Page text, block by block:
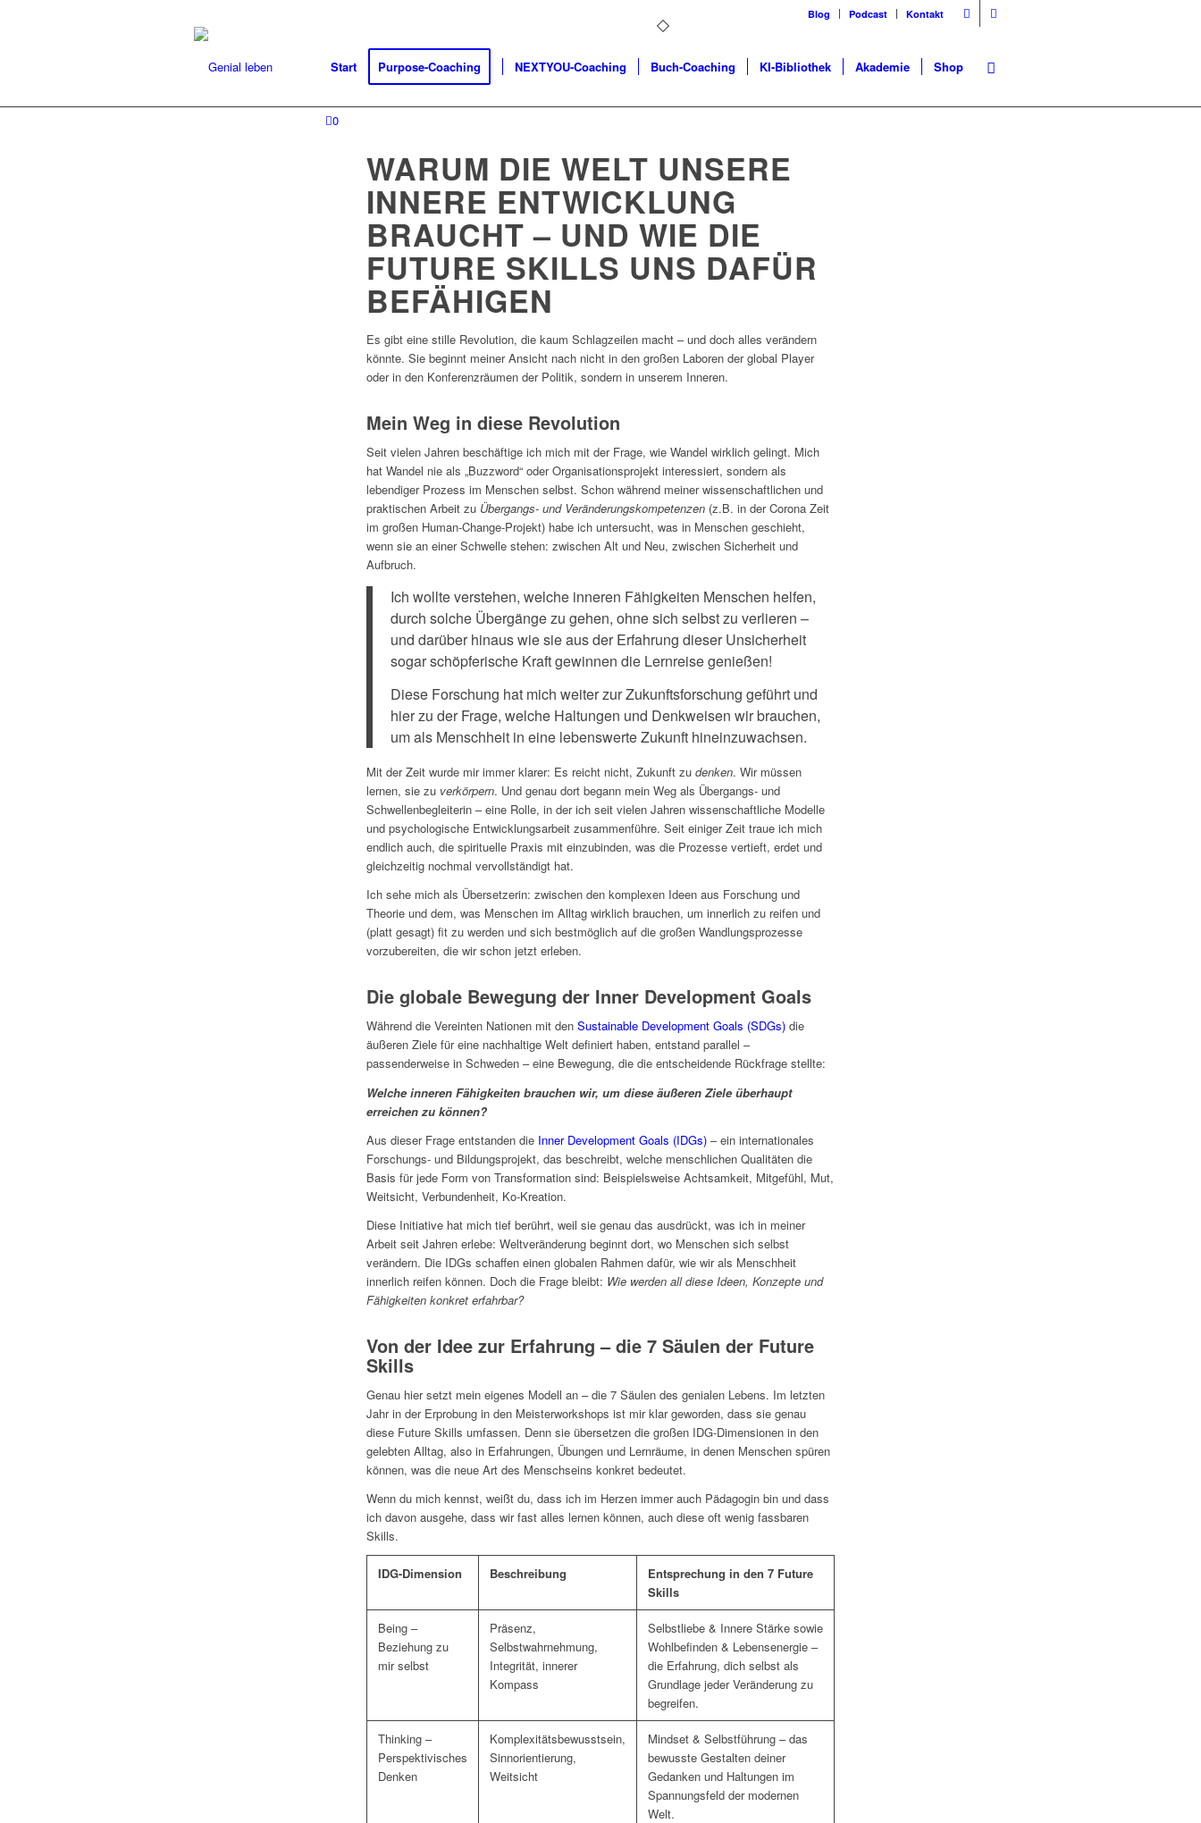
Blog Podcast Kontakt
Start Purpose-Coaching NEXTYOU-Coaching Buch-Coaching KI-Bibliothek Akademie Shop
0
WARUM DIE WELT UNSERE
INNERE ENTWICKLUNG
BRAUCHT – UND WIE DIE
FUTURE SKILLS UNS DAFÜR
BEFÄHIGEN
Es gibt eine stille Revolution, die kaum Schlagzeilen macht – und doch alles verändern
könnte. Sie beginnt meiner Ansicht nach nicht in den großen Laboren der global Player
oder in den Konferenzräumen der Politik, sondern in unserem Inneren.
Mein Weg in diese Revolution
Seit vielen Jahren beschäftige ich mich mit der Frage, wie Wandel wirklich gelingt. Mich
hat Wandel nie als „Buzzword“ oder Organisationsprojekt interessiert, sondern als
lebendiger Prozess im Menschen selbst. Schon während meiner wissenschaftlichen und
praktischen Arbeit zu Übergangs- und Veränderungskompetenzen (z.B. in der Corona Zeit
im großen Human-Change-Projekt) habe ich untersucht, was in Menschen geschieht,
wenn sie an einer Schwelle stehen: zwischen Alt und Neu, zwischen Sicherheit und
Aufbruch.
Ich wollte verstehen, welche inneren Fähigkeiten Menschen helfen,
durch solche Übergänge zu gehen, ohne sich selbst zu verlieren –
und darüber hinaus wie sie aus der Erfahrung dieser Unsicherheit
sogar schöpferische Kraft gewinnen die Lernreise genießen!
Diese Forschung hat mich weiter zur Zukunftsforschung geführt und
hier zu der Frage, welche Haltungen und Denkweisen wir brauchen,
um als Menschheit in eine lebenswerte Zukunft hineinzuwachsen.
Mit der Zeit wurde mir immer klarer: Es reicht nicht, Zukunft zu denken. Wir müssen
lernen, sie zu verkörpern. Und genau dort begann mein Weg als Übergangs- und
Schwellenbegleiterin – eine Rolle, in der ich seit vielen Jahren wissenschaftliche Modelle
und psychologische Entwicklungsarbeit zusammenführe. Seit einiger Zeit traue ich mich
endlich auch, die spirituelle Praxis mit einzubinden, was die Prozesse vertieft, erdet und
gleichzeitig nochmal vervollständigt hat.
Ich sehe mich als Übersetzerin: zwischen den komplexen Ideen aus Forschung und
Theorie und dem, was Menschen im Alltag wirklich brauchen, um innerlich zu reifen und
(platt gesagt) fit zu werden und sich bestmöglich auf die großen Wandlungsprozesse
vorzubereiten, die wir schon jetzt erleben.
Die globale Bewegung der Inner Development Goals
Während die Vereinten Nationen mit den Sustainable Development Goals (SDGs)die
äußeren Ziele für eine nachhaltige Welt definiert haben, entstand parallel –
passenderweise in Schweden – eine Bewegung, die die entscheidende Rückfrage stellte:
Welche inneren Fähigkeiten brauchen wir, um diese äußeren Ziele überhaupt
erreichen zu können?
Aus dieser Frage entstanden die Inner Development Goals (IDGs)– ein internationales
Forschungs- und Bildungsprojekt, das beschreibt, welche menschlichen Qualitäten die
Basis für jede Form von Transformation sind: Beispielsweise Achtsamkeit, Mitgefühl, Mut,
Weitsicht, Verbundenheit, Ko-Kreation.
Diese Initiative hat mich tief berührt, weil sie genau das ausdrückt, was ich in meiner
Arbeit seit Jahren erlebe: Weltveränderung beginnt dort, wo Menschen sich selbst
verändern. Die IDGs schaffen einen globalen Rahmen dafür, wie wir als Menschheit
innerlich reifen können. Doch die Frage bleibt: Wie werden all diese Ideen, Konzepte und
Fähigkeiten konkret erfahrbar?
Von der Idee zur Erfahrung – die 7 Säulen der Future
Skills
Genau hier setzt mein eigenes Modell an – die 7 Säulen des genialen Lebens. Im letzten
Jahr in der Erprobung in den Meisterworkshops ist mir klar geworden, dass sie genau
diese Future Skills umfassen. Denn sie übersetzen die großen IDG-Dimensionen in den
gelebten Alltag, also in Erfahrungen, Übungen und Lernräume, in denen Menschen spüren
können, was die neue Art des Menschseins konkret bedeutet.
Wenn du mich kennst, weißt du, dass ich im Herzen immer auch Pädagogin bin und dass
ich davon ausgehe, dass wir fast alles lernen können, auch diese oft wenig fassbaren
Skills.
IDG-Dimension Beschreibung
Entsprechung in den 7 Future
Skills
Being –
Beziehung zu
mir selbst
Präsenz,
Selbstwahrnehmung,
Integrität, innerer
Kompass
Selbstliebe & Innere Stärke sowie
Wohlbefinden & Lebensenergie –
die Erfahrung, dich selbst als
Grundlage jeder Veränderung zu
begreifen.
Thinking –
Perspektivisches
Denken
Komplexitätsbewusstsein,
Sinnorientierung,
Weitsicht
Mindset & Selbstführung – das
bewusste Gestalten deiner
Gedanken und Haltungen im
Spannungsfeld der modernen
Welt.